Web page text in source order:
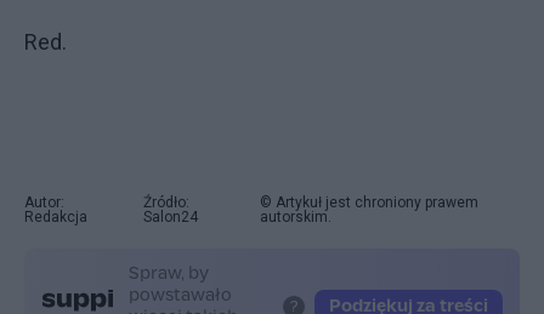
Red.
Autor:
Redakcja
Źródło:
Salon24
© Artykuł jest chroniony prawem
autorskim.